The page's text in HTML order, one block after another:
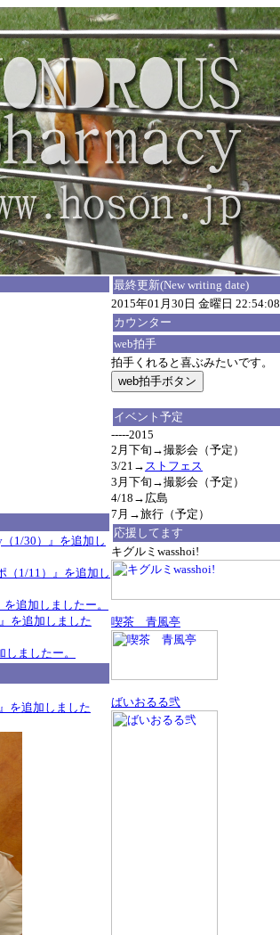
1/30）』を追加し
（1/11）』を追加し
追加しましたー。
を追加しました
ましたー。
を追加しました
最終更新(New writing date)
2015年01月30日 金曜日 22:54:08
カウンター
web拍手
拍手くれると喜ぶみたいです。
イベント予定
-----2015
2月下旬→撮影会（予定）
3/21→ ストフェス
3月下旬→撮影会（予定）
4/18→広島
7月→旅行（予定）
応援してます
キグルミwasshoi!
喫茶 青風亭
ばいおるる弐